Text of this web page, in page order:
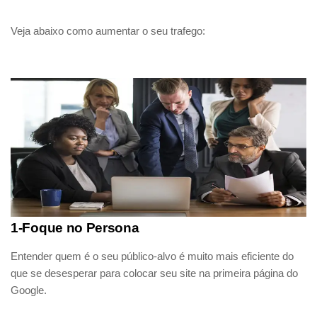
Veja abaixo como aumentar o seu trafego:
1-Foque no Persona
Entender quem é o seu público-alvo é muito mais eficiente do
que se desesperar para colocar seu site na primeira página do
Google.